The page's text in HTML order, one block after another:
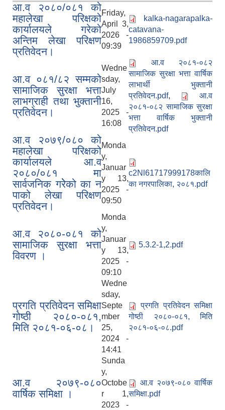
आ.व २०८०/०८१ को
महालेखा परिक्षको
कार्यालयले गरेको
अन्तिम लेखा परिक्षण
प्रतिवेदन।
Friday,
April 3,
2026 -
09:39
kalka-nagarapalka-
catavana-
1986859709.pdf
आ.व ०८१/८२ सम्मको
सामाजिक सुरक्षा भत्ता
लाभग्राही तथा भुक्तानी
प्रतिवेदन।
Wedne
sday,
July
16,
2025 -
16:08
आ.व २०८१-०८२
सामाजिक सुरक्षा भत्ता वार्षिक
लाभार्थी भुक्तानी
प्रतिवेदन.pdf,
आ.व
२०८१-०८२ सामाजिक सुरक्षा
भत्ता वार्षिक भुक्तानी
प्रतिवेदन.pdf
आ.व २०७९/०८० को
महालेखा परिक्षको
कार्यालयले आ.व
२०८०/०८१ मा
सार्वजनिक गरेेको का न
पाको लेखा परिक्षण
प्रतिवेदन।
Monda
y,
Januar
y 13,
2025 -
09:50
c2Nl61717999178कालि
का नगरपालिका, २०८१.pdf
आ.व २०८०-०८१ को
सामाजिक सुरक्षा भत्ता
विवरण ।
Monda
y,
Januar
y 13,
2025 -
09:10
5.3.2-1,2.pdf
प्रगति प्रतिवेदन समिक्षा
गोष्ठी २०८०-०८१,
मिति २०८१-०६-०८।
Wedne
sday,
Septe
mber
25,
2024 -
14:41
प्रगति प्रतिवेदन समिक्षा
गोष्ठी २०८०-०८१, मिति
२०८१-०६-०८.pdf
आ.व २०७९-०८०
वार्षिक समिक्षा ।
Sunda
y,
Octobe
r 1,
2023 -
आ.व २०७९-०८० वार्षिक
समिक्षा.pdf